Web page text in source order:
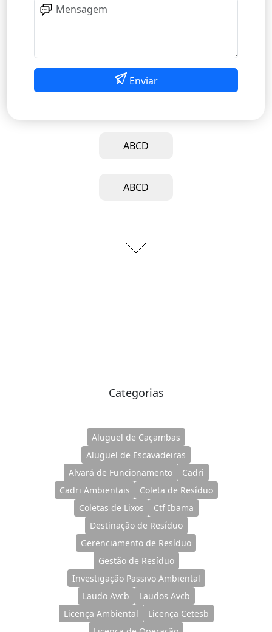
Enviar
ABCD
ABCD
Categorias
Aluguel de Caçambas
Aluguel de Escavadeiras
Alvará de Funcionamento
Cadri
Cadri Ambientais
Coleta de Resíduo
Coletas de Lixos
Ctf Ibama
Destinação de Resíduo
Gerenciamento de Resíduo
Gestão de Resíduo
Investigação Passivo Ambiental
Laudo Avcb
Laudos Avcb
Licença Ambiental
Licença Cetesb